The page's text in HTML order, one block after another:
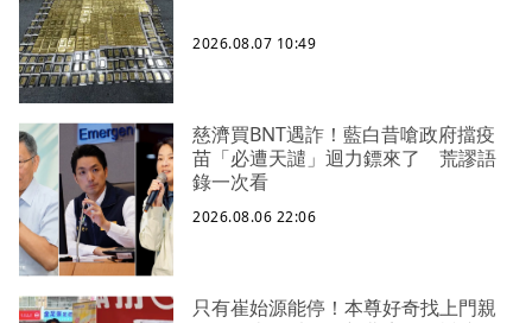
2026.08.07 10:49
慈濟買BNT遇詐！藍白昔嗆政府擋疫
苗「必遭天譴」迴力鏢來了 荒謬語
錄一次看
2026.08.06 22:06
只有崔始源能停！本尊好奇找上門親